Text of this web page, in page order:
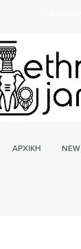
ΑΡΧΙΚΗ NEW